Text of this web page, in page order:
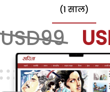
(1 साल)
USD99